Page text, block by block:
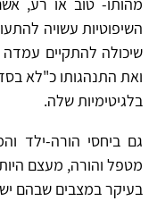
השיפוטיות עשויה
שיכולה להתקיים
ואת התנהגותו כ"לא
בלגיטימיות שלה.
גם ביחסי הורה-ילד
מטפל והורה, מעצם
בעיקר במצבים שבהם